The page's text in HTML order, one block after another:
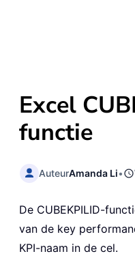
Excel
functie
AuteurAmanda Li•
De CUBEKPILID-
van de key
KPI-naam in de cel.